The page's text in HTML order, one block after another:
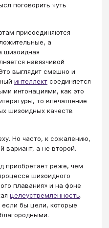
поговорить чуть
присоединяются
а
шизоидная
навязчивой
выглядит смешно и
интеллект соединяется
интонациями, как это
то впечатление
шизоидных качеств
Но часто, к сожалению,
вариант, а не второй.
приобретает реже, чем
шизоидного
плавания» и на фоне
целеустремленность.
бы цели, которые